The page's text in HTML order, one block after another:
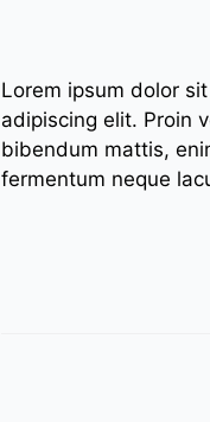
Lorem ipsum dolor
adipiscing elit. Proin
bibendum mattis,
fermentum neque